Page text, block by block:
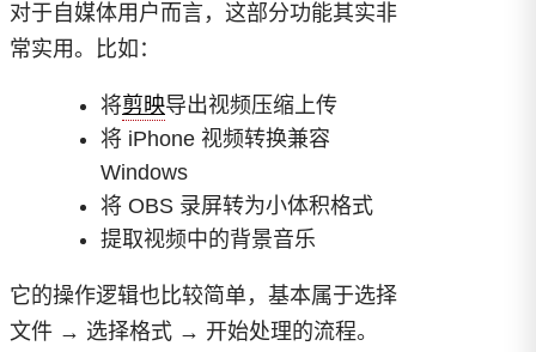
对于自媒体用户而言，这部分功能其实非
常实用。比如：
将剪映导出视频压缩上传
将 iPhone 视频转换兼容
Windows
将 OBS 录屏转为小体积格式
提取视频中的背景音乐
它的操作逻辑也比较简单，基本属于选择
文件 → 选择格式 → 开始处理的流程。